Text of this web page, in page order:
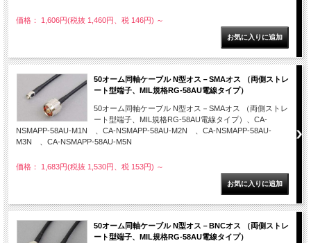
価格： 1,606円(税抜 1,460円、税 146円) ～
50オーム同軸ケーブル N型オス－SMAオス （両側ストレ
ート型端子、MIL規格RG-58AU電線タイプ）
50オーム同軸ケーブル N型オス－SMAオス （両側ストレ
ート型端子、MIL規格RG-58AU電線タイプ）、CA-
NSMAPP-58AU-M1N 、CA-NSMAPP-58AU-M2N 、CA-NSMAPP-58AU-
M3N 、CA-NSMAPP-58AU-M5N
価格： 1,683円(税抜 1,530円、税 153円) ～
50オーム同軸ケーブル N型オス－BNCオス （両側ストレ
ート型端子、MIL規格RG-58AU電線タイプ）